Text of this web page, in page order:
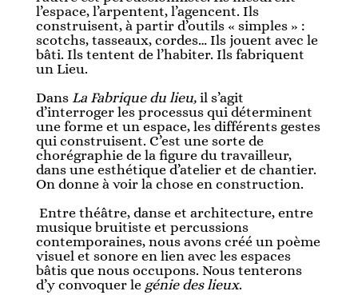
l’espace, l’arpentent, l’agencent. Ils
construisent, à partir d’outils « simples » :
scotchs, tasseaux, cordes… Ils jouent avec le
bâti. Ils tentent de l’habiter. Ils fabriquent
un Lieu.
Dans La Fabrique du lieu, il s’agit
d’interroger les processus qui déterminent
une forme et un espace, les différents gestes
qui construisent. C’est une sorte de
chorégraphie de la figure du travailleur,
dans une esthétique d’atelier et de chantier.
On donne à voir la chose en construction.
Entre théâtre, danse et architecture, entre
musique bruitiste et percussions
contemporaines, nous avons créé un poème
visuel et sonore en lien avec les espaces
bâtis que nous occupons. Nous tenterons
d’y convoquer le génie des lieux.